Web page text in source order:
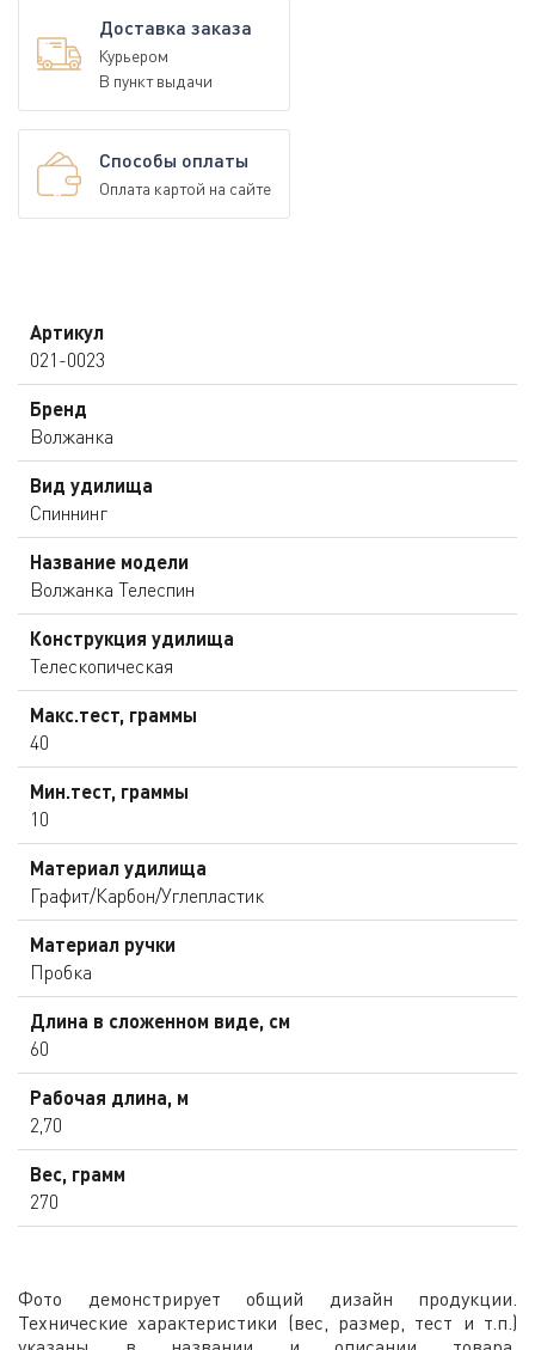
Доставка заказа
Курьером
В пункт выдачи
Способы оплаты
Оплата картой на сайте
Артикул
021-0023
Бренд
Волжанка
Вид удилища
Спиннинг
Название модели
Волжанка Телеспин
Конструкция удилища
Телескопическая
Макс.тест, граммы
40
Мин.тест, граммы
10
Материал удилища
Графит/Карбон/Углепластик
Материал ручки
Пробка
Длина в сложенном виде, см
60
Рабочая длина, м
2,70
Вес, грамм
270
Фото демонстрирует общий дизайн продукции.
Технические характеристики (вес, размер, тест и т.п.)